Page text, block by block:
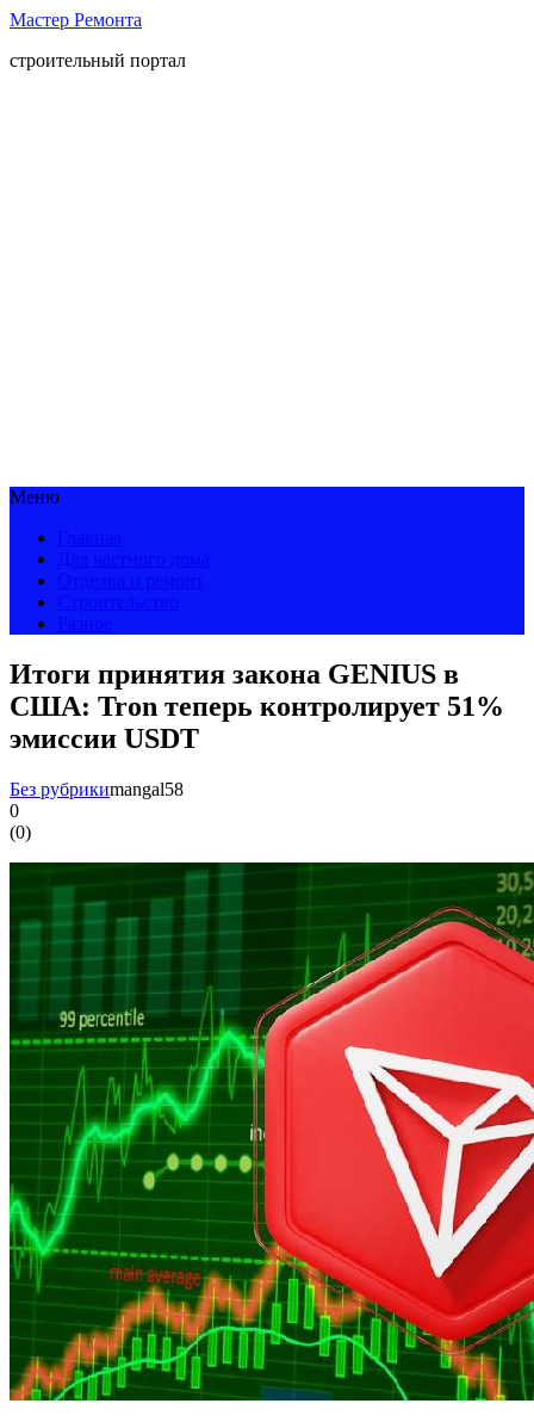
Мастер Ремонта
строительный портал
Меню
Итоги принятия закона GENIUS в
США: Tron теперь контролирует 51%
эмиссии USDT
Без рубрикиmangal58
0
(0)